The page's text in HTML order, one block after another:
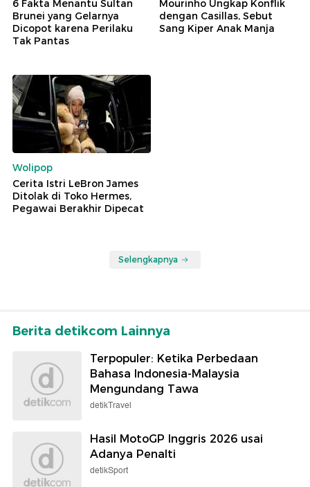
6 Fakta Menantu Sultan
Brunei yang Gelarnya
Dicopot karena Perilaku
Tak Pantas
Mourinho Ungkap Konflik
dengan Casillas, Sebut
Sang Kiper Anak Manja
Wolipop
Cerita Istri LeBron James
Ditolak di Toko Hermes,
Pegawai Berakhir Dipecat
Selengkapnya
Berita detikcom Lainnya
Terpopuler: Ketika Perbedaan
Bahasa Indonesia-Malaysia
Mengundang Tawa
detikTravel
Hasil MotoGP Inggris 2026 usai
Adanya Penalti
detikSport